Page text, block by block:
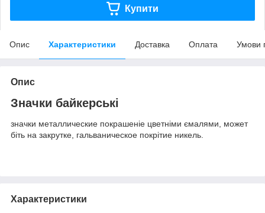
Купити
Опис Характеристики Доставка Оплата Умови
Опис
Значки байкерські
значки металлические покрашеніе цветніми ємалями, может
біть на закрутке, гальваническое покрітие никель.
Характеристики